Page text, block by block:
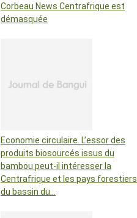
Corbeau News Centrafrique est
démasquée
Economie circulaire. L’essor des
produits biosourcés issus du
bambou peut-il intéresser la
Centrafrique et les pays forestiers
du bassin du…